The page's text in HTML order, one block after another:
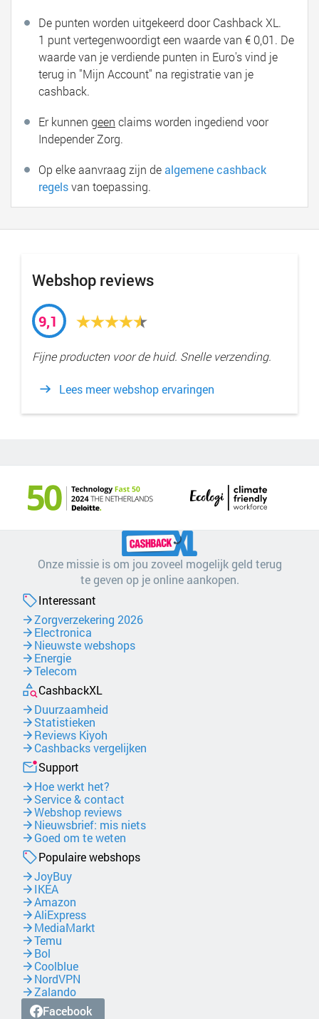
De punten worden uitgekeerd door Cashback XL.
1 punt vertegenwoordigt een waarde van € 0,01. De
waarde van je verdiende punten in Euro's vind je
terug in "Mijn Account" na registratie van je
cashback.
Er kunnen geen claims worden ingediend voor
Independer Zorg.
Op elke aanvraag zijn dealgemene cashback
regelsvan toepassing.
Webshop reviews
9,1
Fijne producten voor de huid. Snelle verzending.
Lees meer webshop ervaringen
Onze missie is om jou zoveel mogelijk geld terug
te geven op je online aankopen.
Interessant
Zorgverzekering 2026
Electronica
Nieuwste webshops
Energie
Telecom
CashbackXL
Duurzaamheid
Statistieken
Reviews Kiyoh
Cashbacks vergelijken
Support
Hoe werkt het?
Service & contact
Webshop reviews
Nieuwsbrief: mis niets
Goed om te weten
Populaire webshops
JoyBuy
IKEA
Amazon
AliExpress
MediaMarkt
Temu
Bol
Coolblue
NordVPN
Zalando
Facebook